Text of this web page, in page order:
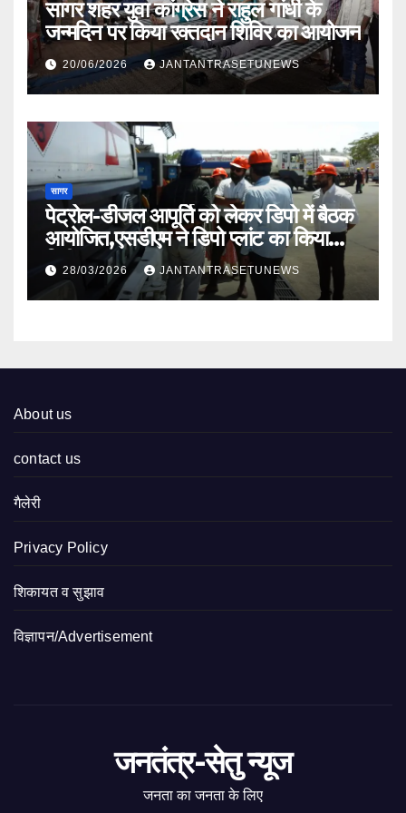
सागर शहर युवा कांग्रेस ने राहुल गांधी के
जन्मदिन पर किया रक्तदान शिविर का आयोजन
20/06/2026 JANTANTRASETUNEWS
सागर
पेट्रोल-डीजल आपूर्ति को लेकर डिपो में बैठक
आयोजित,एसडीएम ने डिपो प्लांट का किया
निरीक्षण
28/03/2026 JANTANTRASETUNEWS
About us
contact us
गैलेरी
Privacy Policy
शिकायत व सुझाव
विज्ञापन/Advertisement
जनतंत्र-सेतु न्यूज
जनता का जनता के लिए